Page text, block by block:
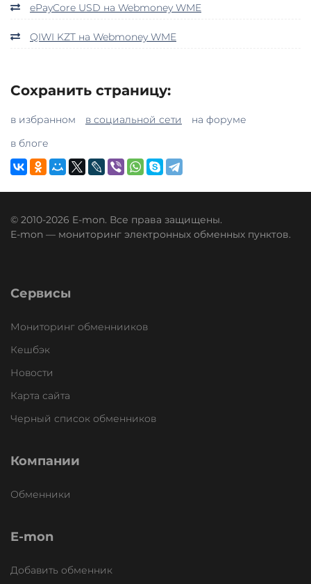
ePayCore USD на Webmoney WME
QIWI KZT на Webmoney WME
Сохранить страницу:
в избранном в социальной сети
на форуме
в блоге
© 2010-2026 E-mon. Все права защищены.
E-mon — мониторинг электронных обменных пунктов.
Сервисы
Мониторинг обменнииков
Кешбэк
Новости
Карта сайта
Черный список обменников
Компании
Обменники
E-mon
Добавить обменник